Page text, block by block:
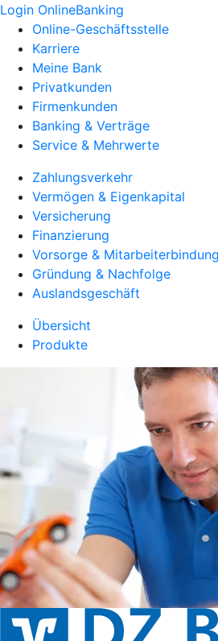
Login OnlineBanking
Online-Geschäftsstelle
Karriere
Meine Bank
Privatkunden
Firmenkunden
Banking & Verträge
Service & Mehrwerte
Zahlungsverkehr
Vermögen & Eigenkapital
Versicherung
Finanzierung
Vorsorge & Mitarbeiterbindung
Gründung & Nachfolge
Auslandsgeschäft
Übersicht
Produkte